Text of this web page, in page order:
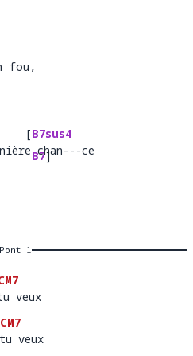
fou,
[B7sus4
chan---
B7]
chan---ce
1
veux
CM7
veuxveux